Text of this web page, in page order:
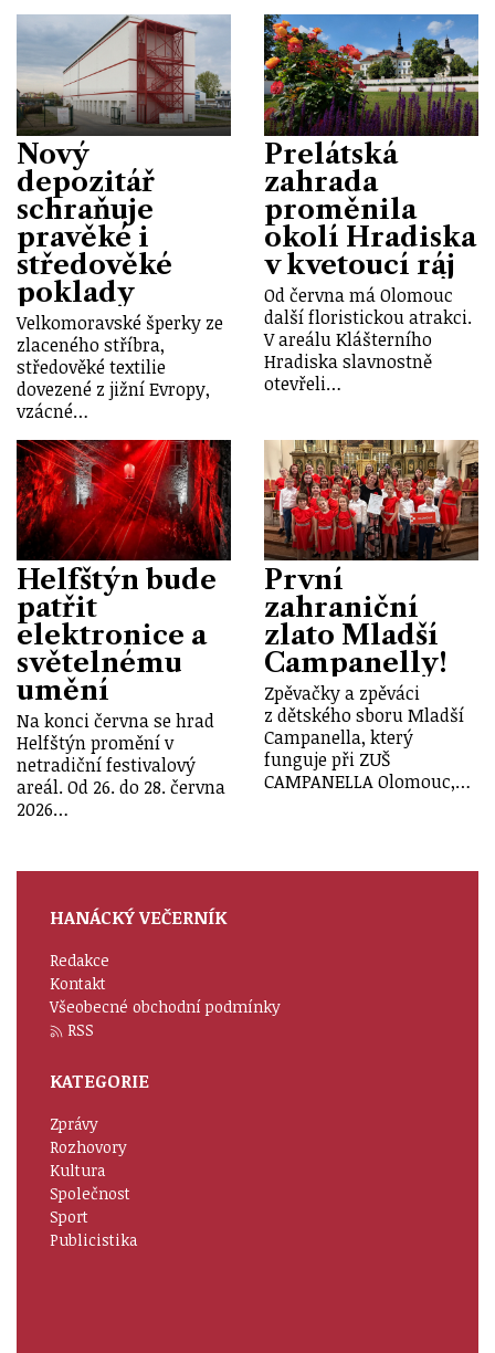
Nový
depozitář
schraňuje
pravěké i
středověké
poklady
Velkomoravské šperky ze
zlaceného stříbra,
středověké textilie
dovezené z jižní Evropy,
vzácné…
Prelátská
zahrada
proměnila
okolí Hradiska
v kvetoucí ráj
Od června má Olomouc
další floristickou atrakci.
V areálu Klášterního
Hradiska slavnostně
otevřeli…
Helfštýn bude
patřit
elektronice a
světelnému
umění
Na konci června se hrad
Helfštýn promění v
netradiční festivalový
areál. Od 26. do 28. června
2026…
První
zahraniční
zlato Mladší
Campanelly!
Zpěvačky a zpěváci
z dětského sboru Mladší
Campanella, který
funguje při ZUŠ
CAMPANELLA Olomouc,…
HANÁCKÝ VEČERNÍK
Redakce
Kontakt
Všeobecné obchodní podmínky
RSS
KATEGORIE
Zprávy
Rozhovory
Kultura
Společnost
Sport
Publicistika